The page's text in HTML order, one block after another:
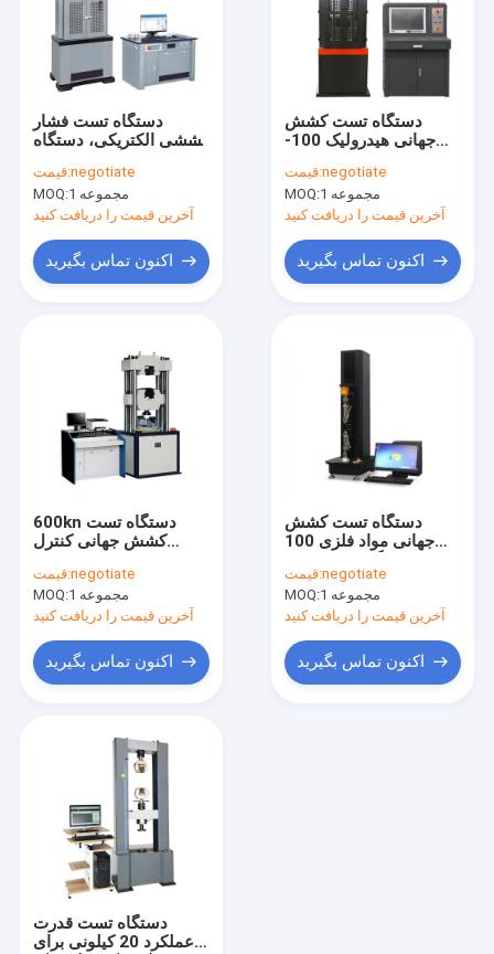
دربارهی ما
ماشین آلات تست کشش
اتاق اقلیمی
پارچه غیر بافته شده
دستگاه تست ارتعاش
اتاق های آزمون
ماشین آلات تست
دوش هوا
سیستم چشم انداز
موتور دنده بدون براش
گلوله های چوبی
دستگاه تنظیم
معرف بیوشیمیایی
محصولات یکبار مصرف پزشکی
دستگاه تست فشار
کششی الکتریکی، دستگاه
تن 300 kn
قیمت:negotiate
MOQ:
1 مجموعه
آخرین قیمت را دریافت کنید
اکنون تماس بگیرید
دستگاه تست کشش
جهانی هیدرولیک 100-
قیمت:negotiate
MOQ:
1 مجموعه
آخرین قیمت را دریافت کنید
اکنون تماس بگیرید
600kn دستگاه تست
کشش جهانی کنترل
هیدرولیک
قیمت:negotiate
MOQ:
1 مجموعه
آخرین قیمت را دریافت کنید
اکنون تماس بگیرید
دستگاه تست کشش
جهانی مواد فلزی 100
قیمت:negotiate
MOQ:
1 مجموعه
آخرین قیمت را دریافت کنید
اکنون تماس بگیرید
دستگاه تست قدرت
عملکرد 20 کیلونی برای